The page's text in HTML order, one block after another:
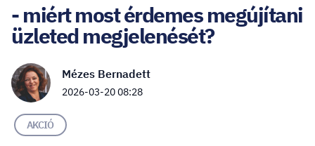
- miért most érdemes megújítani
üzleted megjelenését?
Mézes Bernadett
2026-03-20 08:28
AKCIÓ